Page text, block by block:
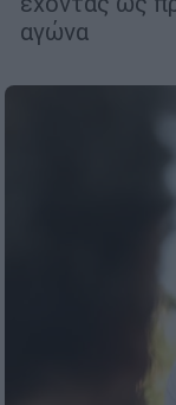
αγώνα